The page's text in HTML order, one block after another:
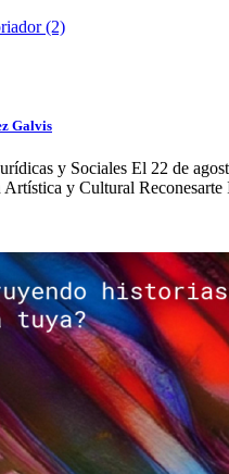
Galvis
y Sociales El 22 de
y Cultural